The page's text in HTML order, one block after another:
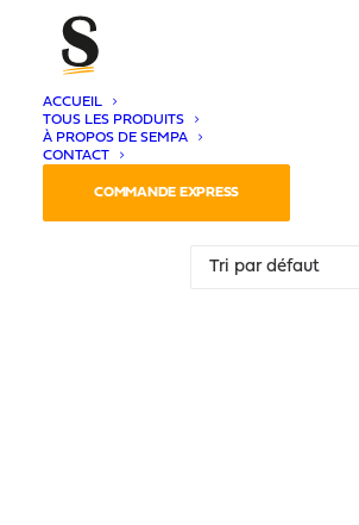
ACCUEIL
TOUS LES PRODUITS
À PROPOS DE SEMPA
CONTACT
COMMANDE EXPRESS
Voici le seul résultat